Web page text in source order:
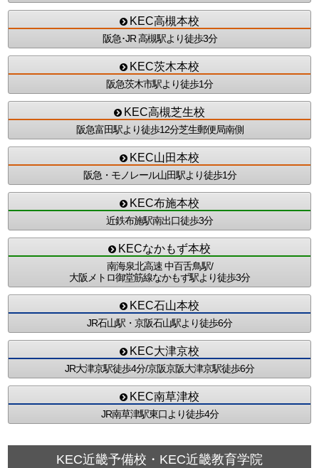
KEC高槻本校
阪急･JR 高槻駅より徒歩3分
KEC茨木本校
阪急茨木市駅より徒歩1分
KEC高槻芝生校
阪急富田駅より徒歩12分芝生郵便局南側
KEC山田本校
阪急・モノレール山田駅より徒歩1分
KEC布施本校
近鉄布施駅南出口徒歩3分
KECなかもず本校
南海泉北高速 中百舌鳥駅/
大阪メトロ御堂筋線なかもず駅より徒歩3分
KEC石山本校
JR石山駅・京阪石山駅より徒歩6分
KEC大津京校
JR大津京駅徒歩4分/京阪京阪大津京駅徒歩6分
KEC南草津校
JR南草津駅東口より徒歩4分
KEC近畿予備校・KEC近畿教育学院